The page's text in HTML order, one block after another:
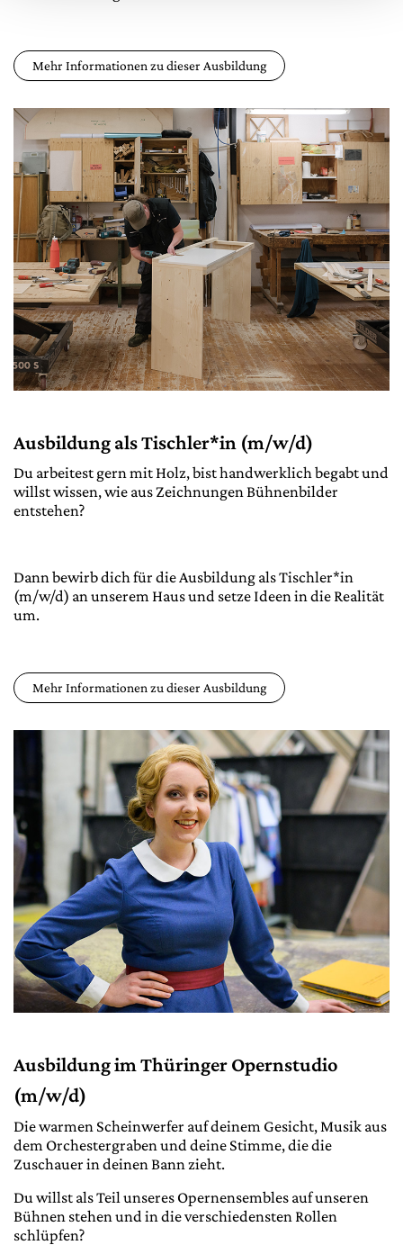
Mehr Informationen zu dieser Ausbildung
Ausbildung als Tischler*in (m/w/d)
Du arbeitest gern mit Holz, bist handwerklich begabt und
willst wissen, wie aus Zeichnungen Bühnenbilder
entstehen?
Dann bewirb dich für die Ausbildung als Tischler*in
(m/w/d) an unserem Haus und setze Ideen in die Realität
um.
Mehr Informationen zu dieser Ausbildung
Ausbildung im Thüringer Opernstudio
(m/w/d)
Die warmen Scheinwerfer auf deinem Gesicht, Musik aus
dem Orchestergraben und deine Stimme, die die
Zuschauer in deinen Bann zieht.
Du willst als Teil unseres Opernensembles auf unseren
Bühnen stehen und in die verschiedensten Rollen
schlüpfen?